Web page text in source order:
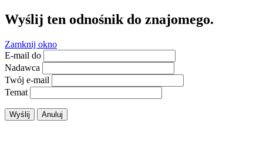
Wyślij ten odnośnik do znajomego.
Zamknij okno
E-mail do
Nadawca
Twój e-mail
Temat
Wyślij Anuluj